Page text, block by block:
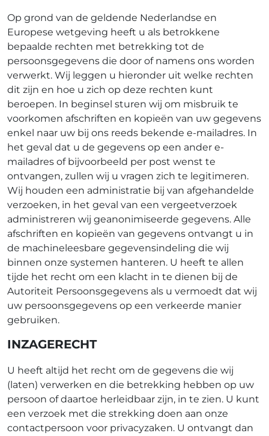
Op grond van de geldende Nederlandse en
Europese wetgeving heeft u als betrokkene
bepaalde rechten met betrekking tot de
persoonsgegevens die door of namens ons worden
verwerkt. Wij leggen u hieronder uit welke rechten
dit zijn en hoe u zich op deze rechten kunt
beroepen. In beginsel sturen wij om misbruik te
voorkomen afschriften en kopieën van uw gegevens
enkel naar uw bij ons reeds bekende e-mailadres. In
het geval dat u de gegevens op een ander e-
mailadres of bijvoorbeeld per post wenst te
ontvangen, zullen wij u vragen zich te legitimeren.
Wij houden een administratie bij van afgehandelde
verzoeken, in het geval van een vergeetverzoek
administreren wij geanonimiseerde gegevens. Alle
afschriften en kopieën van gegevens ontvangt u in
de machineleesbare gegevensindeling die wij
binnen onze systemen hanteren. U heeft te allen
tijde het recht om een klacht in te dienen bij de
Autoriteit Persoonsgegevens als u vermoedt dat wij
uw persoonsgegevens op een verkeerde manier
gebruiken.
INZAGERECHT
U heeft altijd het recht om de gegevens die wij
(laten) verwerken en die betrekking hebben op uw
persoon of daartoe herleidbaar zijn, in te zien. U kunt
een verzoek met die strekking doen aan onze
contactpersoon voor privacyzaken. U ontvangt dan